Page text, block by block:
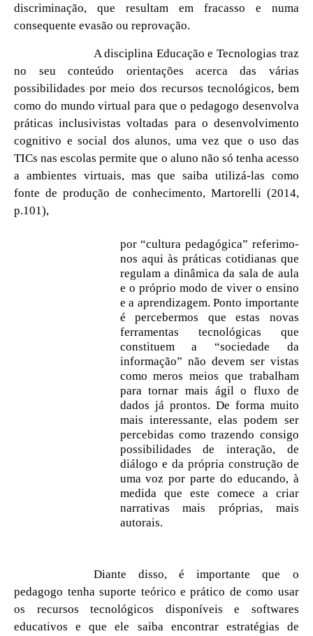
discriminação, que resultam em fracasso e numa
consequente evasão ou reprovação.
A disciplina Educação e Tecnologias traz
no seu conteúdo orientações acerca das várias
possibilidades por meio dos recursos tecnológicos, bem
como do mundo virtual para que o pedagogo desenvolva
práticas inclusivistas voltadas para o desenvolvimento
cognitivo e social dos alunos, uma vez que o uso das
TICs nas escolas permite que o aluno não só tenha acesso
a ambientes virtuais, mas que saiba utilizá-las como
fonte de produção de conhecimento, Martorelli (2014,
p.101),
por “cultura pedagógica” referimo-
nos aqui às práticas cotidianas que
regulam a dinâmica da sala de aula
e o próprio modo de viver o ensino
e a aprendizagem. Ponto importante
é percebermos que estas novas
ferramentas tecnológicas que
constituem a “sociedade da
informação” não devem ser vistas
como meros meios que trabalham
para tornar mais ágil o fluxo de
dados já prontos. De forma muito
mais interessante, elas podem ser
percebidas como trazendo consigo
possibilidades de interação, de
diálogo e da própria construção de
uma voz por parte do educando, à
medida que este comece a criar
narrativas mais próprias, mais
autorais.
Diante disso, é importante que o
pedagogo tenha suporte teórico e prático de como usar
os recursos tecnológicos disponíveis e softwares
educativos e que ele saiba encontrar estratégias de